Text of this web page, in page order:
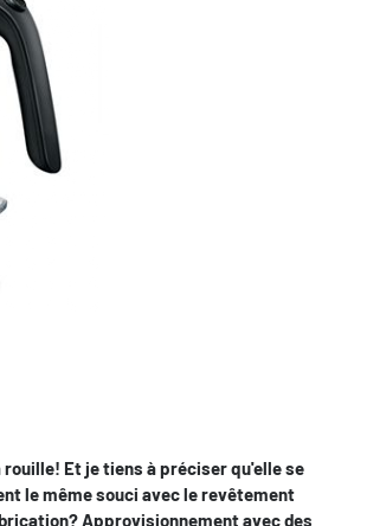
Et je tiens à préciser qu'elle se
le même souci avec le revêtement
Approvisionnement avec des